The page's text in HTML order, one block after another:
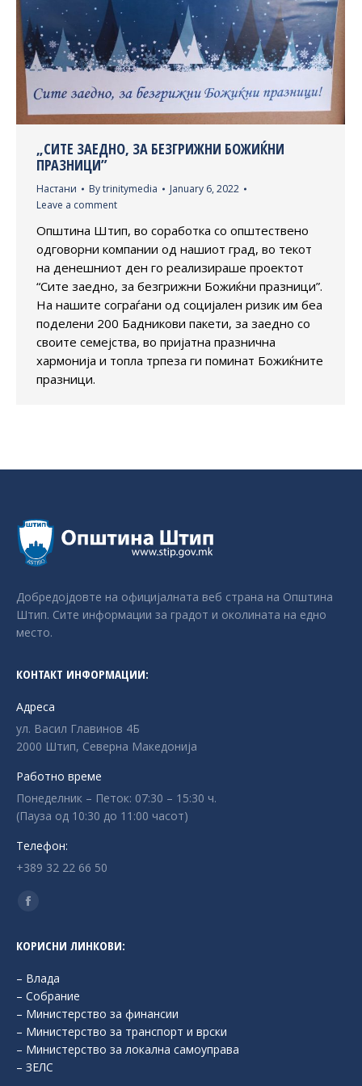
„СИТЕ ЗАЕДНО, ЗА БЕЗГРИЖНИ БОЖИЌНИ
ПРАЗНИЦИ”
Настани Bytrinitymedia
January 6, 2022
Leave a comment
Општина Штип, во соработка со општествено
одговорни компании од нашиот град, во текот
на денешниот ден го реализираше проектот
“Сите заедно, за безгрижни Божиќни празници”.
На нашите сограѓани од социјален ризик им беа
поделени 200 Бадникови пакети, за заедно со
своите семејства, во пријатна празнична
хармонија и топла трпеза ги поминат Божиќните
празници.
Добредојдовте на официјалната веб страна на Општина
Штип. Сите информации за градот и околината на едно
место.
КОНТАКТ ИНФОРМАЦИИ:
Адреса
ул. Васил Главинов 4Б
2000 Штип, Северна Македонија
Работно време
Понеделник – Петок: 07:30 – 15:30 ч.
(Пауза од 10:30 до 11:00 часот)
Телефон:
+389 32 22 66 50
Find us on:
Facebook
opens
in
new
window
КОРИСНИ ЛИНКОВИ:
– Влада
– Собрание
– Министерство за финансии
– Министерство за транспорт и врски
– Министерство за локална самоуправа
– ЗЕЛС